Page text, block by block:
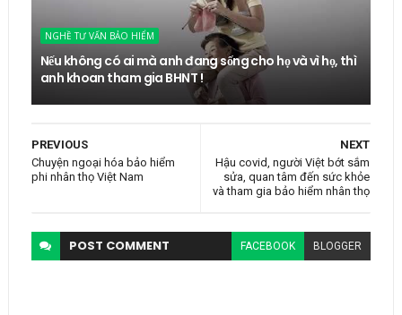
NGHỀ TƯ VẤN BẢO HIỂM
Nếu không có ai mà anh đang sống cho họ và vì họ, thì
anh khoan tham gia BHNT !
NEXT
Hậu covid, người Việt bớt sắm
sửa, quan tâm đến sức khỏe
và tham gia bảo hiểm nhân thọ
PREVIOUS
Chuyện ngoại hóa bảo hiểm
phi nhân thọ Việt Nam
POST COMMENT FACEBOOK BLOGGER